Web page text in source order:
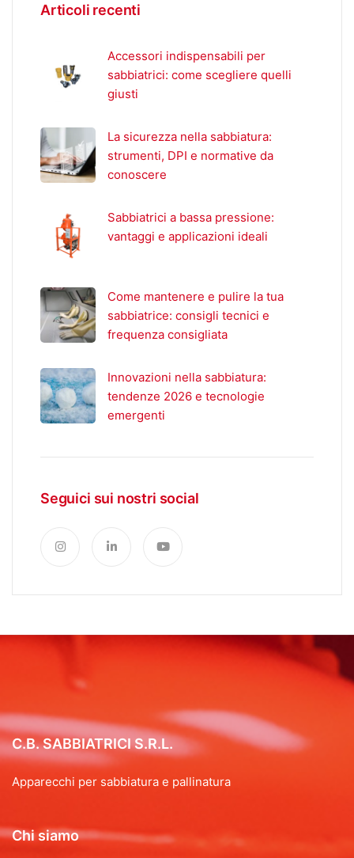
Articoli recenti
Accessori indispensabili per
sabbiatrici: come scegliere quelli
giusti
La sicurezza nella sabbiatura:
strumenti, DPI e normative da
conoscere
Sabbiatrici a bassa pressione:
vantaggi e applicazioni ideali
Come mantenere e pulire la tua
sabbiatrice: consigli tecnici e
frequenza consigliata
Innovazioni nella sabbiatura:
tendenze 2026 e tecnologie
emergenti
Seguici sui nostri social
C.B. SABBIATRICI S.R.L.
Apparecchi per sabbiatura e pallinatura
Chi siamo